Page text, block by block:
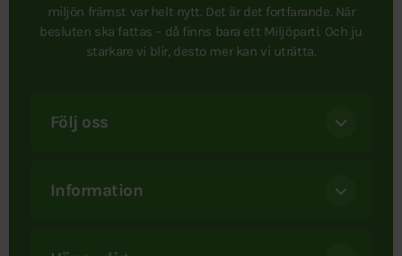
miljön främst var helt nytt. Det är det fortfarande. När
besluten ska fattas – då finns bara ett Miljöparti. Och ju
starkare vi blir, desto mer kan vi uträtta.
Följ oss
Information